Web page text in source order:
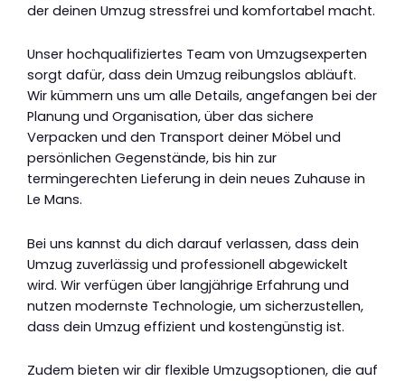
der deinen Umzug stressfrei und komfortabel macht.
Unser hochqualifiziertes Team von Umzugsexperten
sorgt dafür, dass dein Umzug reibungslos abläuft.
Wir kümmern uns um alle Details, angefangen bei der
Planung und Organisation, über das sichere
Verpacken und den Transport deiner Möbel und
persönlichen Gegenstände, bis hin zur
termingerechten Lieferung in dein neues Zuhause in
Le Mans.
Bei uns kannst du dich darauf verlassen, dass dein
Umzug zuverlässig und professionell abgewickelt
wird. Wir verfügen über langjährige Erfahrung und
nutzen modernste Technologie, um sicherzustellen,
dass dein Umzug effizient und kostengünstig ist.
Zudem bieten wir dir flexible Umzugsoptionen, die auf